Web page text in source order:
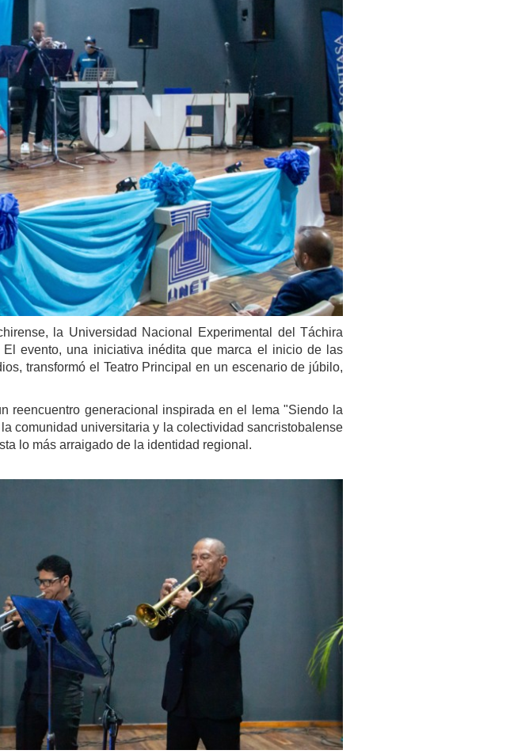
la Universidad Nacional Experimental del Táchira
evento, una iniciativa inédita que marca el inicio de las
transformó el Teatro Principal en un escenario de júbilo,
reencuentro generacional inspirada en el lema "Siendo la
comunidad universitaria y la colectividad sancristobalense
lo más arraigado de la identidad regional.